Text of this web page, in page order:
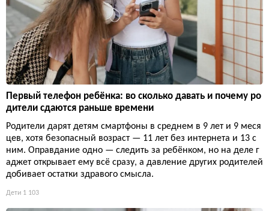
Первый телефон ребёнка: во сколько давать и почему ро
дители сдаются раньше времени
Родители дарят детям смартфоны в среднем в 9 лет и 9 меся
цев, хотя безопасный возраст — 11 лет без интернета и 13 с
ним. Оправдание одно — следить за ребёнком, но на деле г
аджет открывает ему всё сразу, а давление других родителей
добивает остатки здравого смысла.
Дети 1 103